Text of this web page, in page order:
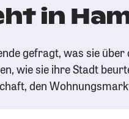
in
gefragt, was sie über
wie sie ihre Stadt
den